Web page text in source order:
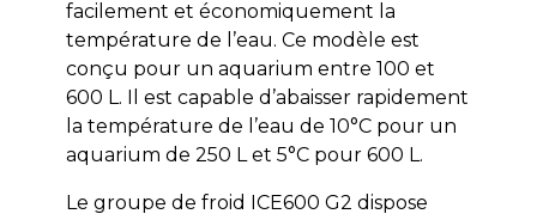
facilement et économiquement la
température de l’eau. Ce modèle est
conçu pour un aquarium entre 100 et
600 L. Il est capable d’abaisser rapidement
la température de l’eau de 10°C pour un
aquarium de 250 L et 5°C pour 600 L.
Le groupe de froid ICE600 G2 dispose